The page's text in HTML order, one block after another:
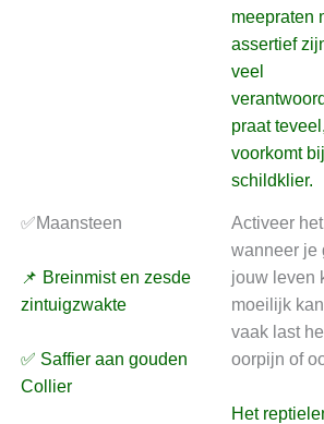
meepraten
assertief
veel
praat
voorkomt
schildklier.
✅Maansteen
📌 Breinmist en zesde
zintuigzwakte
✅ Saffier aan gouden
Collier
Activeer
wanneer je
jouw leven
moeilijk
vaak last
oorpijn of
Het